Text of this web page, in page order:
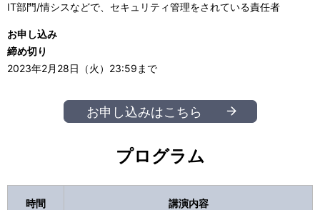
IT部門/情シスなどで、セキュリティ管理をされている責任者
お申し込み
締め切り
2023年2月28日（火）23:59まで
お申し込みはこちら
プログラム
時間 講演内容